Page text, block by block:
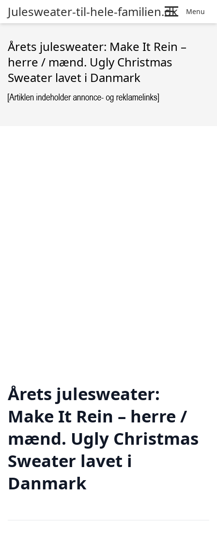
Julesweater-til-hele-familien.dk Menu
Årets julesweater: Make It Rein –
herre / mænd. Ugly Christmas
Sweater lavet i Danmark
Årets julesweater:
Make It Rein – herre /
mænd. Ugly Christmas
Sweater lavet i
Danmark